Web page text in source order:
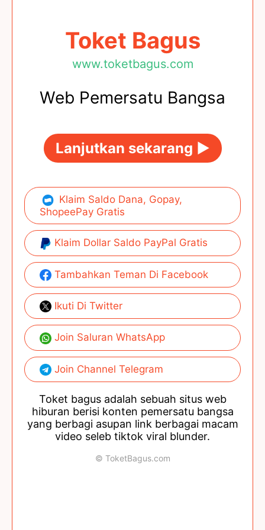
Toket Bagus
www.toketbagus.com
Web Pemersatu Bangsa
Lanjutkan sekarang ►
Klaim Saldo Dana, Gopay,
ShopeePay Gratis
Klaim Dollar Saldo PayPal Gratis
Tambahkan Teman Di Facebook
Ikuti Di Twitter
Join Saluran WhatsApp
Join Channel Telegram
Toket bagus adalah sebuah situs web
hiburan berisi konten pemersatu bangsa
yang berbagi asupan link berbagai macam
video seleb tiktok viral blunder.
© ToketBagus.com